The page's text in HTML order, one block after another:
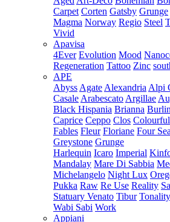
Carpet Corten Gatsby Grunge
Magma Norway Regio Steel
Vivid
Apavisa
4Ever Evolution Mood
Regeneration Tattoo Zinc
APE
Abyss Agate Alexandria Alpi
Casale Arabescato Argillae
Black Hispania Brianna
Caprice Ceppo Clos Colourful
Fables Fleur Floriane Four
Greystone Grunge
Harlequin Icaro Imperial
Mandalay Mare Di Sabbia
Michelangelo Night Lux
Pukka Raw Re Use Reality
Statuary Venato Tibur Tonality
Wabi Sabi Work
Appiani